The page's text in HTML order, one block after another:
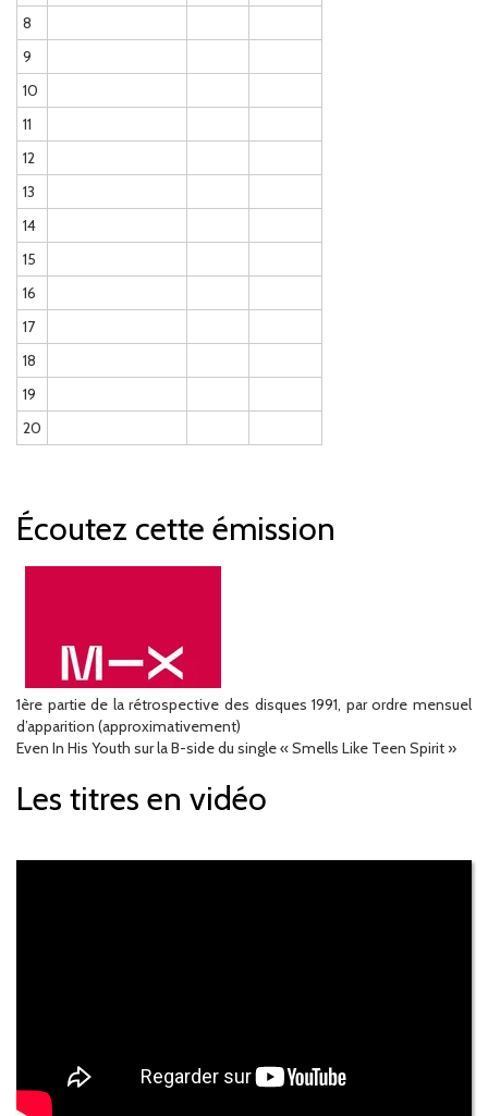
8
9
10
11
12
13
14
15
16
17
18
19
20
Écoutez cette émission
1ère partie de la rétrospective des disques 1991, par ordre mensuel
d’apparition (approximativement)
Even In His Youth sur la B-side du single « Smells Like Teen Spirit »
Les titres en vidéo